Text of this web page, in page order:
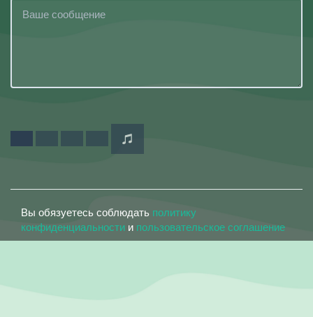
Вы обязуетесь соблюдать политику
конфиденциальности и пользовательское соглашение